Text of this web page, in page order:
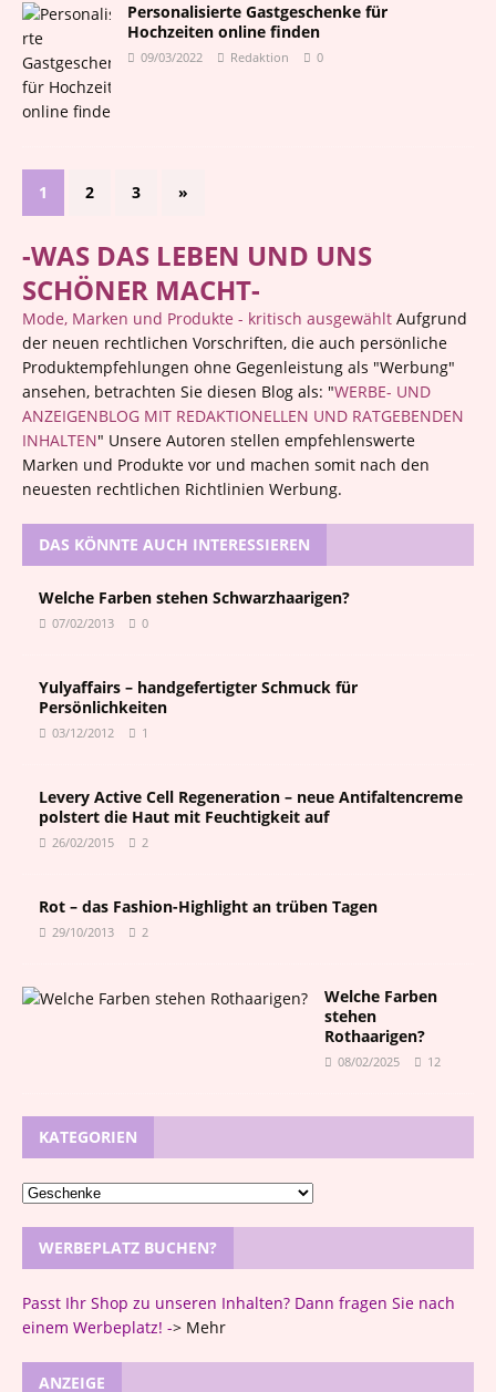
Personalisierte Gastgeschenke für
Hochzeiten online finden
09/03/2022 Redaktion 0
1 2 3 »
-WAS DAS LEBEN UND UNS
SCHÖNER MACHT-
Mode, Marken und Produkte - kritisch ausgewählt Aufgrund
der neuen rechtlichen Vorschriften, die auch persönliche
Produktempfehlungen ohne Gegenleistung als "Werbung"
ansehen, betrachten Sie diesen Blog als: "WERBE- UND
ANZEIGENBLOG MIT REDAKTIONELLEN UND RATGEBENDEN
INHALTEN" Unsere Autoren stellen empfehlenswerte
Marken und Produkte vor und machen somit nach den
neuesten rechtlichen Richtlinien Werbung.
DAS KÖNNTE AUCH INTERESSIEREN
Welche Farben stehen Schwarzhaarigen?
07/02/2013 0
Yulyaffairs – handgefertigter Schmuck für
Persönlichkeiten
03/12/2012 1
Levery Active Cell Regeneration – neue Antifaltencreme
polstert die Haut mit Feuchtigkeit auf
26/02/2015 2
Rot – das Fashion-Highlight an trüben Tagen
29/10/2013 2
Welche Farben
stehen
Rothaarigen?
08/02/2025 12
KATEGORIEN
WERBEPLATZ BUCHEN?
Passt Ihr Shop zu unseren Inhalten? Dann fragen Sie nach
einem Werbeplatz! -> Mehr
ANZEIGE